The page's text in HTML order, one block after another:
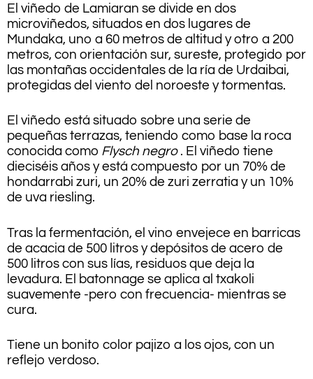
El viñedo de Lamiaran se divide en dos
microviñedos, situados en dos lugares de
Mundaka, uno a 60 metros de altitud y otro a 200
metros, con orientación sur, sureste, protegido por
las montañas occidentales de la ría de Urdaibai,
protegidas del viento del noroeste y tormentas.
El viñedo está situado sobre una serie de
pequeñas terrazas, teniendo como base la roca
conocida como Flysch negro. El viñedo tiene
dieciséis años y está compuesto por un 70% de
hondarrabi zuri, un 20% de zuri zerratia y un 10%
de uva riesling.
Tras la fermentación, el vino envejece en barricas
de acacia de 500 litros y depósitos de acero de
500 litros con sus lías, residuos que deja la
levadura. El batonnage se aplica al txakoli
suavemente -pero con frecuencia- mientras se
cura.
Tiene un bonito color pajizo a los ojos, con un
reflejo verdoso.